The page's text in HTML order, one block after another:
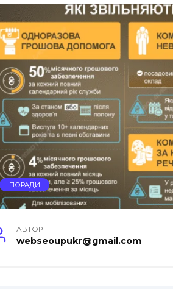
ПОРАДИ
АВТОР
webseoupukr@gmail.com